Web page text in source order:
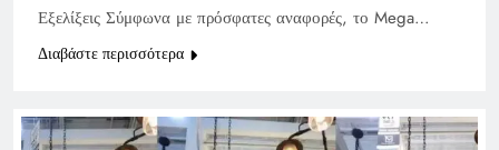
Εξελίξεις Σύμφωνα με πρόσφατες αναφορές, το Mega…
Διαβάστε περισσότερα